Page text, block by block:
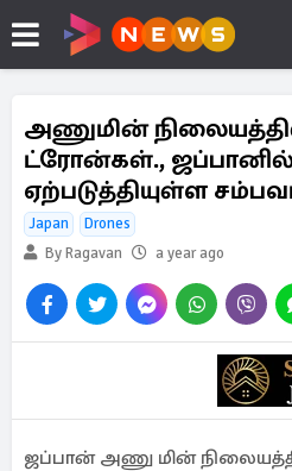
அணுமின்
ட்ரோன்கள்.,
ஏற்படுத்தியுள்ள
Japan
Drones
By Ragavan
a year ago
ஜப்பான் அணு மின்